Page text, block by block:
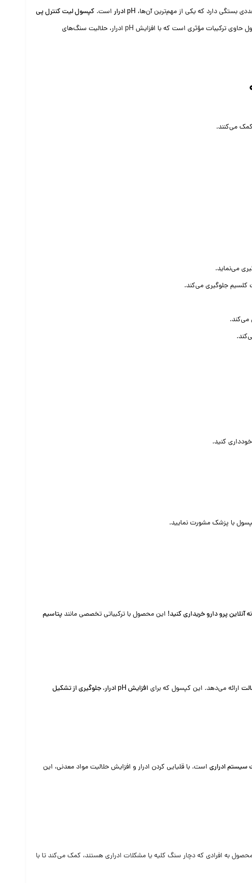
بستگی دارد که یکی از مهم‌ترین آن‌ها، pH ادرار است. کپسول لیت کنترل پی
، به پیشگیری از تشکیل سنگ‌های کلیوی کمک کند. این محصول حاوی ترکیبات مؤثری است که با افزایش pH ادرار، حلالیت سنگ‌های
می‌کنند.
می‌نماید.
کلسیم جلوگیری می‌کند.
می‌کند.
کنید.
با پزشک مشورت نمایید.
این محصول با ترکیباتی تخصصی مانند پتاسیم
ارائه می‌دهد. این کپسول که برای
افزایش pH ادرار، جلوگیری از تشکیل
ادراری است. با قلیایی کردن ادرار و افزایش حلالیت مواد معدنی، این
به افرادی که دچار سنگ کلیه یا مشکلات ادراری هستند، کمک می‌کند تا با